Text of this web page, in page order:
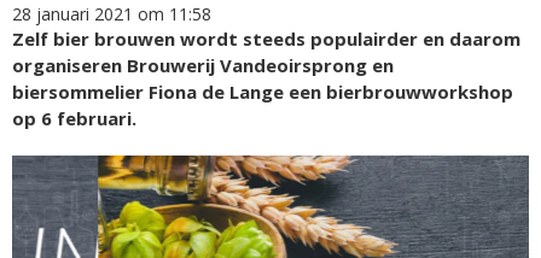
28 januari 2021 om 11:58
Zelf bier brouwen wordt steeds populairder en daarom
organiseren Brouwerij Vandeoirsprong en
biersommelier Fiona de Lange een bierbrouwworkshop
op 6 februari.